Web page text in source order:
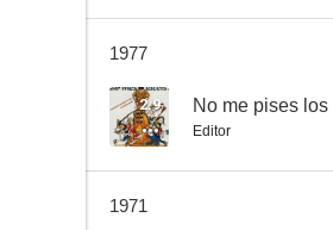
1977
2.9 No me pises
Editor
1971